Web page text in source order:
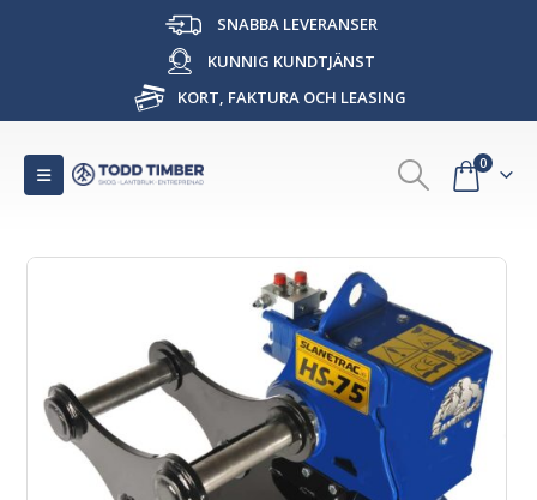
SNABBA LEVERANSER
KUNNIG KUNDTJÄNST
KORT, FAKTURA OCH LEASING
0